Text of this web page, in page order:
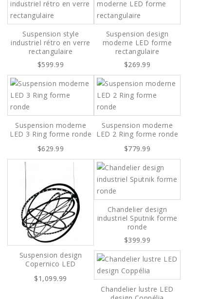
Suspension style
industriel rétro en verre
rectangulaire
$599.99
Suspension design
moderne LED forme
rectangulaire
$269.99
Suspension moderne
LED 3 Ring forme ronde
$629.99
Suspension moderne
LED 2 Ring forme ronde
$779.99
Suspension design
Copernico LED
$1,099.99
Chandelier design
industriel Sputnik forme
ronde
$399.99
Chandelier lustre LED